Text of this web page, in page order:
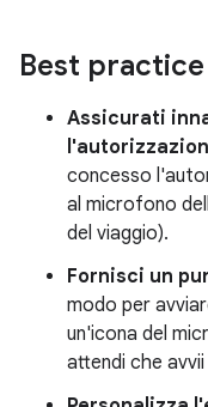
Best practice
Assicurati
concesso
al microfono
del viaggio).
Fornisci un
modo per
un'icona del
attendi che